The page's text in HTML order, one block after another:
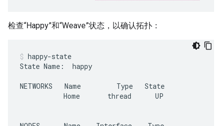
检查“Happy”和“Weave”状态，以确认拓扑：
happy-state
State Name:  happy
NETWORKS   Name         Type   State
Home       thread      UP